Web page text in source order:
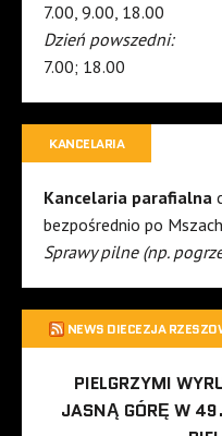
7.00, 9.00, 18.00
Dzień powszedni:
7.00; 18.00
KANCELARIA
Kancelaria parafialna
bezpośrednio po
Sprawy pilne (np.
NEWS DIECEZJA
PIELGRZYMI
JASNĄ GÓRĘ W